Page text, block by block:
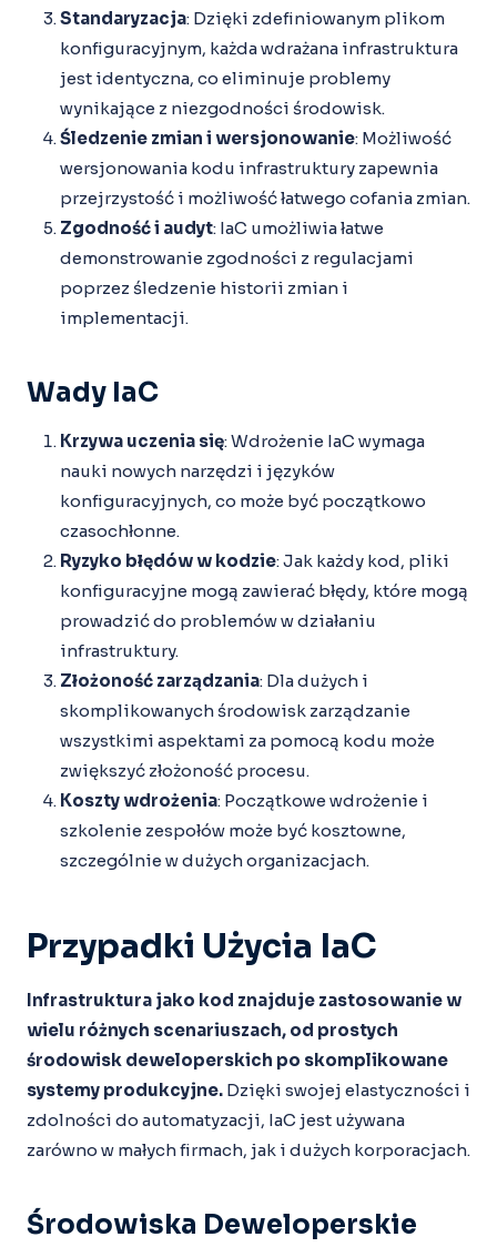
Standaryzacja: Dzięki zdefiniowanym plikom
konfiguracyjnym, każda wdrażana infrastruktura
jest identyczna, co eliminuje problemy
wynikające z niezgodności środowisk.
Śledzenie zmian i wersjonowanie: Możliwość
wersjonowania kodu infrastruktury zapewnia
przejrzystość i możliwość łatwego cofania zmian.
Zgodność i audyt: IaC umożliwia łatwe
demonstrowanie zgodności z regulacjami
poprzez śledzenie historii zmian i
implementacji.
Wady IaC
Krzywa uczenia się: Wdrożenie IaC wymaga
nauki nowych narzędzi i języków
konfiguracyjnych, co może być początkowo
czasochłonne.
Ryzyko błędów w kodzie: Jak każdy kod, pliki
konfiguracyjne mogą zawierać błędy, które mogą
prowadzić do problemów w działaniu
infrastruktury.
Złożoność zarządzania: Dla dużych i
skomplikowanych środowisk zarządzanie
wszystkimi aspektami za pomocą kodu może
zwiększyć złożoność procesu.
Koszty wdrożenia: Początkowe wdrożenie i
szkolenie zespołów może być kosztowne,
szczególnie w dużych organizacjach.
Przypadki Użycia IaC
Infrastruktura jako kod znajduje zastosowanie w
wielu różnych scenariuszach, od prostych
środowisk deweloperskich po skomplikowane
systemy produkcyjne. Dzięki swojej elastyczności i
zdolności do automatyzacji, IaC jest używana
zarówno w małych firmach, jak i dużych korporacjach.
Środowiska Deweloperskie